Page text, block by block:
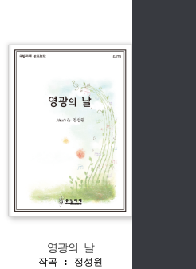
영광의 날
작곡 : 정성원